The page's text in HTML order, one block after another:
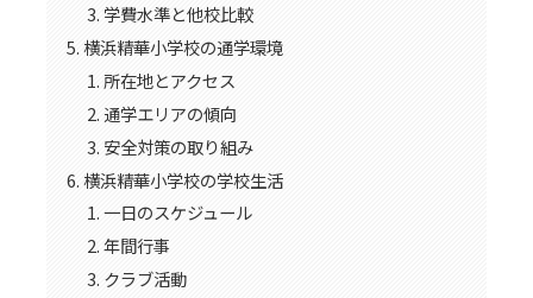
学費水準と他校比較
横浜精華小学校の通学環境
所在地とアクセス
通学エリアの傾向
安全対策の取り組み
横浜精華小学校の学校生活
一日のスケジュール
年間行事
クラブ活動